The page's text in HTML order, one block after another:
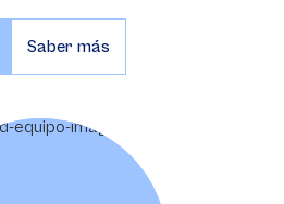
Saber más